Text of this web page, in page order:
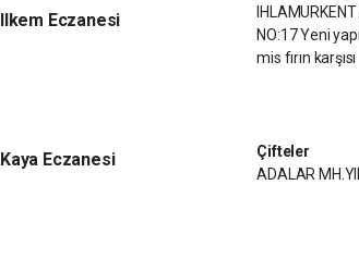
Ilkem Eczanesi
NO:17 Yeni
mis fırın karşısı
Kaya Eczanesi
Çifteler
ADALAR